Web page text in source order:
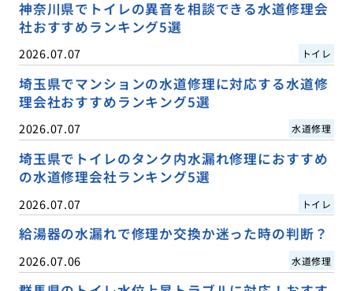
神奈川県でトイレの異音を相談できる水道修理会
社おすすめランキング5選
2026.07.07 トイレ
埼玉県でマンションの水道修理に対応する水道修
理会社おすすめランキング5選
2026.07.07 水道修理
埼玉県でトイレのタンク内水漏れ修理におすすめ
の水道修理会社ランキング5選
2026.07.07 トイレ
給湯器の水漏れで修理か交換か迷った時の判断？
2026.07.06 水道修理